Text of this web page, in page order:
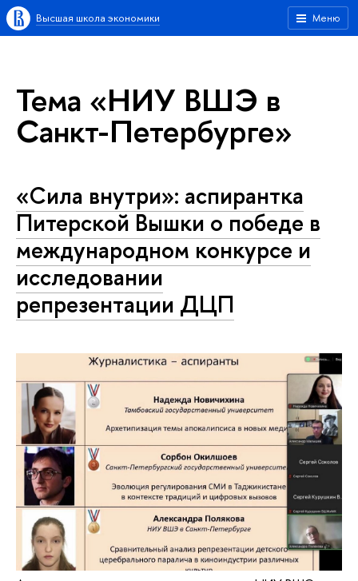
Меню
Высшая школа экономики
Тема «НИУ ВШЭ в
Санкт-Петербурге»
«Сила внутри»: аспирантка
Питерской Вышки о победе в
международном конкурсе и
исследовании
репрезентации ДЦП